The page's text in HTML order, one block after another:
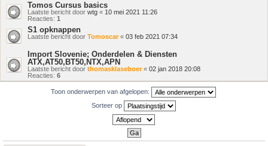
Tomos Cursus basics
Laatste bericht door wtg « 10 mei 2021 11:26
Reacties: 1
S1 opknappen
Laatste bericht door Tomoscar« 03 feb 2021 07:34
Import Slovenie; Onderdelen & Diensten
ATX,AT50,BT50,NTX,APN
Laatste bericht door thomasklaseboer« 02 jan 2018 20:08
Reacties: 6
Toon onderwerpen van afgelopen:
Sorteer op